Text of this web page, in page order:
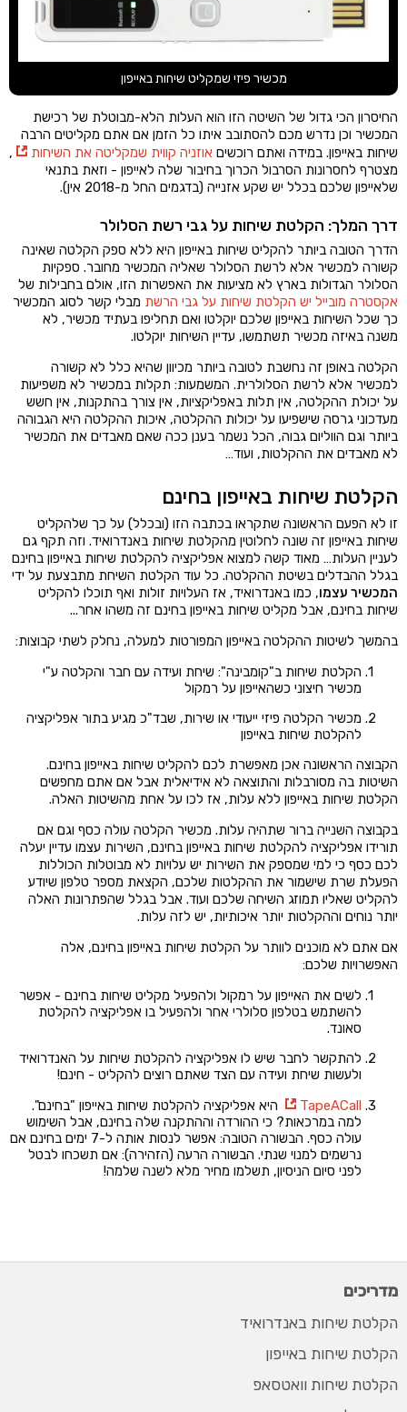
מכשיר פיזי שמקליט שיחות באייפון
החיסרון הכי גדול של השיטה הזו הוא העלות הלא-מבוטלת של רכישת
המכשיר וכן נדרש מכם להסתובב איתו כל הזמן אם אתם מקליטים הרבה
שיחות באייפון. במידה ואתם רוכשים אוזניה קווית שמקליטה את השיחות
,
מצטרף לחסרונות הסרבול הכרוך בחיבור שלה לאייפון - וזאת בתנאי
שלאייפון שלכם בכלל יש שקע אזנייה (בדגמים החל מ-2018 אין).
דרך המלך: הקלטת שיחות על גבי רשת הסלולר
הדרך הטובה ביותר להקליט שיחות באייפון היא ללא ספק הקלטה שאינה
קשורה למכשיר אלא לרשת הסלולר שאליה המכשיר מחובר. ספקיות
הסלולר הגדולות בארץ לא מציעות את האפשרות הזו, אולם בחבילות של
אקסטרה מובייל יש הקלטת שיחות על גבי הרשת מבלי קשר לסוג המכשיר
כך שכל השיחות באייפון שלכם יוקלטו ואם תחליפו בעתיד מכשיר, לא
משנה באיזה מכשיר תשתמשו, עדיין השיחות יוקלטו.
הקלטה באופן זה נחשבת לטובה ביותר מכיוון שהיא כלל לא קשורה
למכשיר אלא לרשת הסלולרית. המשמעות: תקלות במכשיר לא משפיעות
על יכולת ההקלטה, אין תלות באפליקציות, אין צורך בהתקנות, אין חשש
מעדכוני גרסה שישפיעו על יכולות ההקלטה, איכות ההקלטה היא הגבוהה
ביותר וגם הווליום גבוה, הכל נשמר בענן ככה שאם מאבדים את המכשיר
לא מאבדים את ההקלטות, ועוד…
הקלטת שיחות באייפון בחינם
זו לא הפעם הראשונה שתקראו בכתבה הזו (ובכלל) על כך שלהקליט
שיחות באייפון זה שונה לחלוטין מהקלטת שיחות באנדרואיד. וזה תקף גם
לעניין העלות… מאוד קשה למצוא אפליקציה להקלטת שיחות באייפון בחינם
בגלל ההבדלים בשיטת ההקלטה. כל עוד הקלטת השיחת מתבצעת על ידי
המכשיר עצמו, כמו באנדרואיד, אז העלויות זולות ואף תוכלו להקליט
שיחות בחינם, אבל מקליט שיחות באייפון בחינם זה משהו אחר...
בהמשך לשיטות ההקלטה באייפון המפורטות למעלה, נחלק לשתי קבוצות:
הקלטת שיחות ב"קומבינה": שיחת ועידה עם חבר והקלטה ע"י
מכשיר חיצוני כשהאייפון על רמקול
מכשיר הקלטה פיזי ייעודי או שירות, שבד"כ מגיע בתור אפליקציה
להקלטת שיחות באייפון
הקבוצה הראשונה אכן מאפשרת לכם להקליט שיחות באייפון בחינם.
השיטות בה מסורבלות והתוצאה לא אידיאלית אבל אם אתם מחפשים
הקלטת שיחות באייפון ללא עלות, אז לכו על אחת מהשיטות האלה.
בקבוצה השנייה ברור שתהיה עלות. מכשיר הקלטה עולה כסף וגם אם
תורידו אפליקציה להקלטת שיחות באייפון בחינם, השירות עצמו עדיין יעלה
לכם כסף כי למי שמספק את השירות יש עלויות לא מבוטלות הכוללות
הפעלת שרת שישמור את ההקלטות שלכם, הקצאת מספר טלפון שיודע
להקליט שאליו תמוזג השיחה שלכם ועוד. אבל בגלל שהפתרונות האלה
יותר נוחים וההקלטות יותר איכותיות, יש לזה עלות.
אם אתם לא מוכנים לוותר על הקלטת שיחות באייפון בחינם, אלה
האפשרויות שלכם:
לשים את האייפון על רמקול ולהפעיל מקליט שיחות בחינם - אפשר
להשתמש בטלפון סלולרי אחר ולהפעיל בו אפליקציה להקלטת
סאונד.
להתקשר לחבר שיש לו אפליקציה להקלטת שיחות על האנדרואיד
ולעשות שיחת ועידה עם הצד שאתם רוצים להקליט - חינם!
TapeACall
היא אפליקציה להקלטת שיחות באייפון "בחינם".
למה במרכאות? כי ההורדה וההתקנה שלה בחינם, אבל השימוש
עולה כסף. הבשורה הטובה: אפשר לנסות אותה ל-7 ימים בחינם אם
נרשמים למנוי שנתי. הבשורה הרעה (הזהירה): אם תשכחו לבטל
לפני סיום הניסיון, תשלמו מחיר מלא לשנה שלמה!
מדריכים
הקלטת שיחות באנדרואיד
הקלטת שיחות באייפון
הקלטת שיחות וואטסאפ